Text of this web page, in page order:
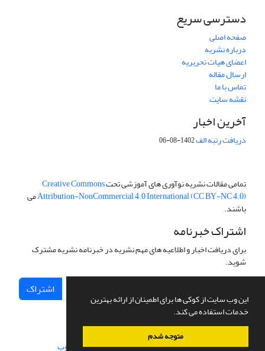
این وب سایت از کوکی ها برای اطمینان از ارائه بهترین
خدمات استفاده می کند.
متوجه شدم
دسترسی سریع
صفحه اصلی
درباره نشریه
اعضای هیات تحریریه
ارسال مقاله
تماس با ما
نقشه سایت
آخرین اخبار
دریافت رتبه الف1402-08-06
تمامی مقالات نشریه نوآوری های آموزشی تحتCreative Commons
Attribution-NonCommercial 4.0 International (CC BY-NC 4.0)می
باشند.
اشتراک خبرنامه
برای دریافت اخبار و اطلاعیه های مهم نشریه در خبرنامه نشریه مشترک
شوید.
اشتراک
سامانه مدیریت نشریات علمی.طراحی و پیاده سازی از سیناوب